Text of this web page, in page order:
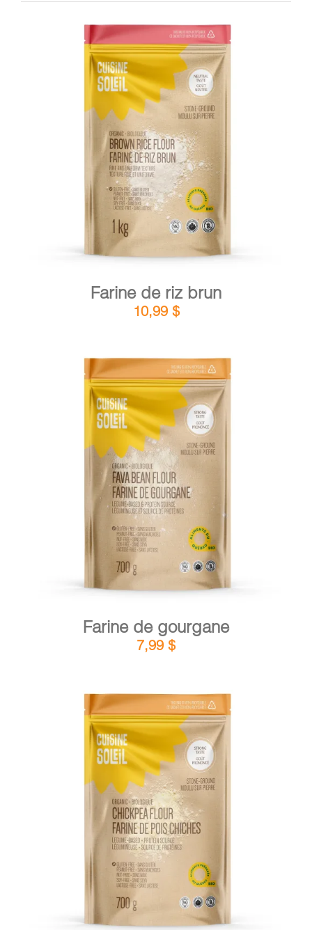
AJOUTER AU PANIER DÉTAILS
Farine de riz brun
10,99 $
AJOUTER AU PANIER /
Farine de gourgane
7,99 $
AJOUTER AU PANIER DÉTAILS